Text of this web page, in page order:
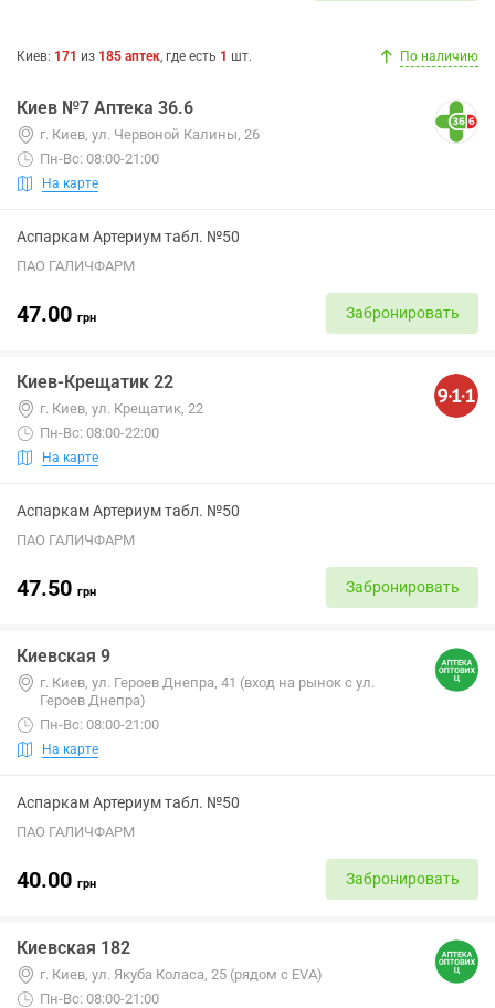
Киев: 171 из 185 аптек, где есть 1 шт. По наличию
Киев №7 Аптека 36.6
г. Киев, ул. Червоной Калины, 26
Пн-Вс: 08:00-21:00
На карте
Аспаркам Артериум табл. №50
ПАО ГАЛИЧФАРМ
47.00 грн Забронировать
Киев-Крещатик 22
г. Киев, ул. Крещатик, 22
Пн-Вс: 08:00-22:00
На карте
Аспаркам Артериум табл. №50
ПАО ГАЛИЧФАРМ
47.50 грн Забронировать
Киевская 9
г. Киев, ул. Героев Днепра, 41 (вход на рынок с ул.
Героев Днепра)
Пн-Вс: 08:00-21:00
На карте
Аспаркам Артериум табл. №50
ПАО ГАЛИЧФАРМ
40.00 грн Забронировать
Киевская 182
г. Киев, ул. Якуба Коласа, 25 (рядом с EVA)
Пн-Вс: 08:00-21:00